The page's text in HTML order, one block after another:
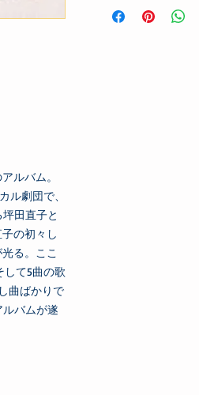
ルバム。
ル劇団で、
田直子と
の初々し
る。ここ
して5曲の歌
曲ばかりで
バムが遂
お客さまの都合によ
全国一律 350円